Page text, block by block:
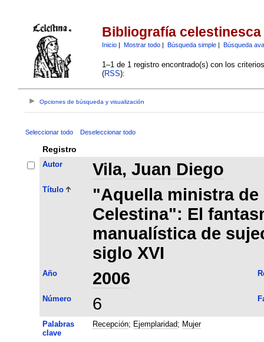
Bibliografía celestinesca
Inicio| Mostrar todo| Búsqueda simple| Búsqueda
1–1 de 1 registro encontrado(s) con los
(RSS):
Opciones de búsqueda y visualización
Seleccionar todo Deseleccionar todo
Registro
Autor Vila, Juan Diego
Título
"Aquella ministra de
Celestina": El
manualística de
siglo XVI
Año 2006
Número 6
Palabras
clave
Recepción; Ejemplaridad; Mujer